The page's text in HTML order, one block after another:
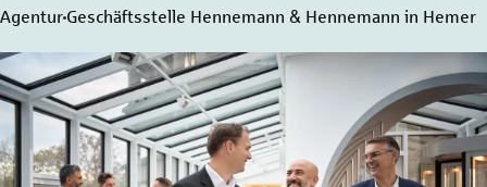
Agentur Geschäftsstelle Hennemann & Hennemann in Hemer